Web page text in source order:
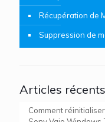
Récupération de
Suppression de
Articles récents
Comment